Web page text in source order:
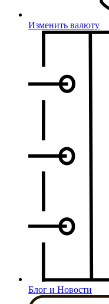
Изменить валюту
Блог и Новости